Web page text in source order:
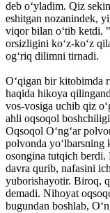
deb o‘yladim. Qiz
eshitgan nozanindek,
viqor bilan o‘tib ketdi.
orsizligini ko‘z-ko‘z
og‘riq dilimni tirnadi.
O‘qigan bir kitobimda
haqida hikoya
vos-vosiga uchib qiz
ahli oqsoqol
Oqsoqol O‘ng‘ar
polvonda yo‘lbarsning
osongina tutqich
davra qurib, nafasini
yuborishayotir. Biroq,
demadi. Nihoyat
bugundan boshlab,